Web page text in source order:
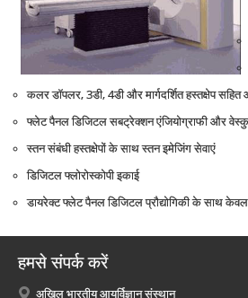
कलर डॉपलर, 3डी, 4डी और मार्गदर्शित हस्‍तक्षेप
फ्लेट पैनल डिजिटल सबट्रेक्‍शन एंजियोग्राफी और
स्‍तन संबंधी हस्‍तक्षेपों के साथ स्‍तन इमेजिंग सेवाएं
डिजिटल फ्लोरोस्‍कोपी इकाई
डायरेक्‍ट फ्लेट पैनल डिजिटल प्रौद्योगिकी के साथ केवल
हमसे संपर्क करें
अखिल भारतीय आयुर्विज्ञान संस्थान